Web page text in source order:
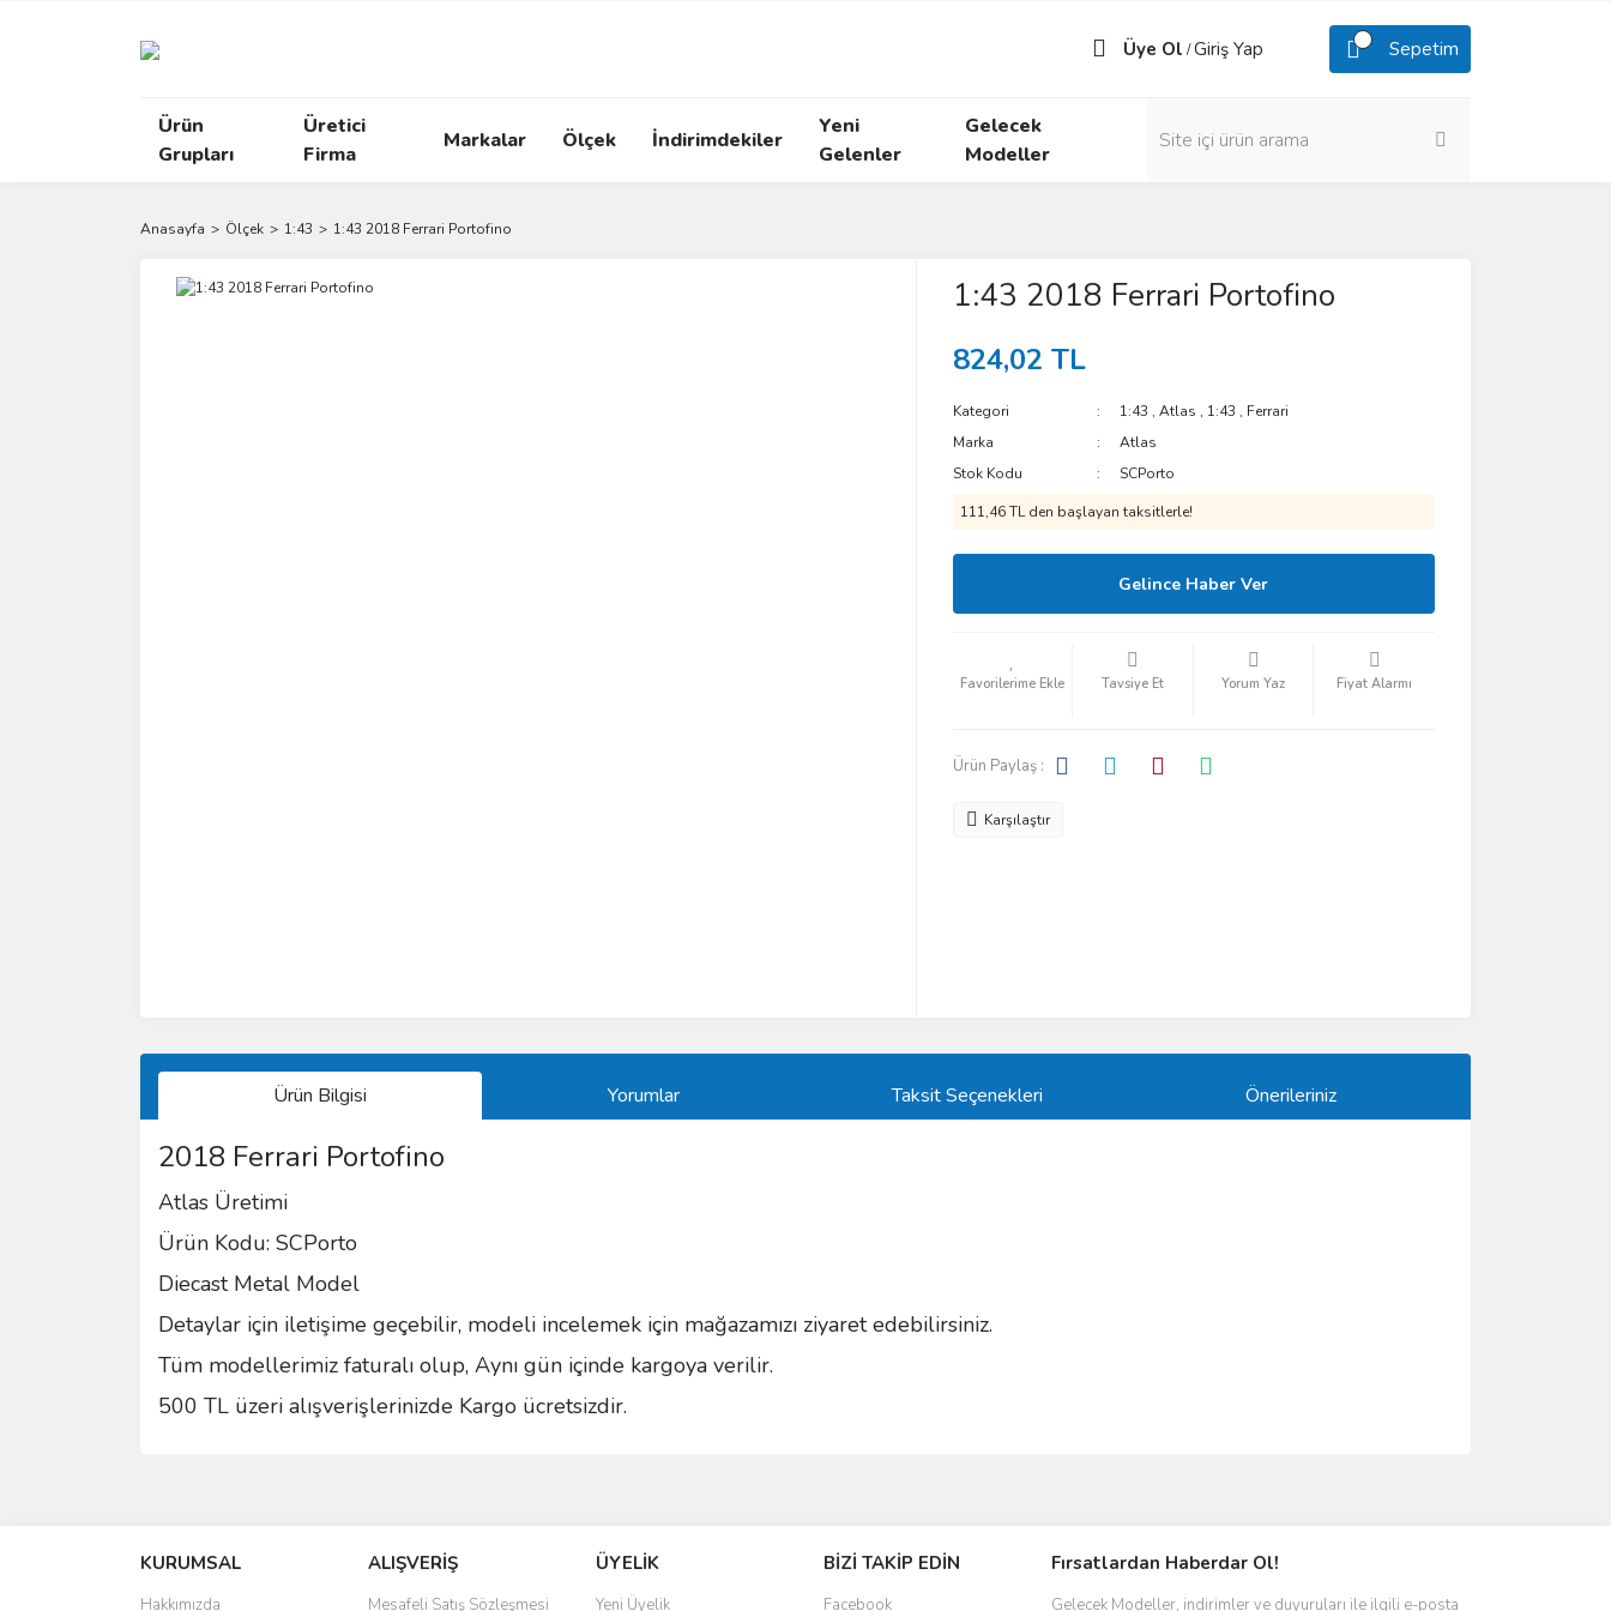
Üye Ol /Giriş Yap Sepetim
Ürün
Grupları
Üretici
Firma
Markalar Ölçek İndirimdekiler
Yeni
Gelenler
Gelecek
Modeller
Anasayfa Ölçek 1:43 1:43 2018 Ferrari Portofino
1:43 2018 Ferrari Portofino
824,02 TL
Kategori 1:43 ,Atlas , 1:43 , Ferrari
Marka
Atlas
Stok Kodu
SCPorto
111,46 TL den başlayan taksitlerle!
Gelince Haber Ver
Tavsiye Et Yorum Yaz Fiyat Alarmı
Ürün Paylaş :
Karşılaştır
Ürün Bilgisi Yorumlar Taksit Seçenekleri Önerileriniz
2018 Ferrari Portofino
Atlas Üretimi
Ürün Kodu: SCPorto
Diecast Metal Model
Detaylar için iletişime geçebilir, modeli incelemek için mağazamızı ziyaret edebilirsiniz.
Tüm modellerimiz faturalı olup, Aynı gün içinde kargoya verilir.
500 TL üzeri alışverişlerinizde Kargo ücretsizdir.
Ürün resmi kalitesiz, bozuk veya görüntülenemiyor.
Ürün açıklamasında eksik bilgiler bulunuyor.
KURUMSAL
Hakkımızda
ALIŞVERİŞ
Mesafeli Satış Sözleşmesi
ÜYELİK
Yeni Üyelik
BİZİ TAKİP EDİN
Facebook
Fırsatlardan Haberdar Ol!
Gelecek Modeller, indirimler ve duyuruları ile ilgili e-posta